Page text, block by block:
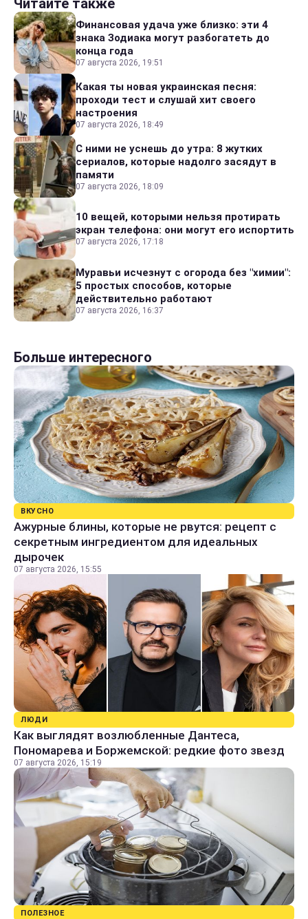
Читайте также
Финансовая удача уже близко: эти 4
знака Зодиака могут разбогатеть до
конца года
07 августа 2026, 19:51
Какая ты новая украинская песня:
проходи тест и слушай хит своего
настроения
07 августа 2026, 18:49
С ними не уснешь до утра: 8 жутких
сериалов, которые надолго засядут в
памяти
07 августа 2026, 18:09
10 вещей, которыми нельзя протирать
экран телефона: они могут его испортить
07 августа 2026, 17:18
Муравьи исчезнут с огорода без "химии":
5 простых способов, которые
действительно работают
07 августа 2026, 16:37
Больше интересного
ВКУСНО
Ажурные блины, которые не рвутся: рецепт с
секретным ингредиентом для идеальных
дырочек
07 августа 2026, 15:55
ЛЮДИ
Как выглядят возлюбленные Дантеса,
Пономарева и Боржемской: редкие фото звезд
07 августа 2026, 15:19
ПОЛЕЗНОЕ